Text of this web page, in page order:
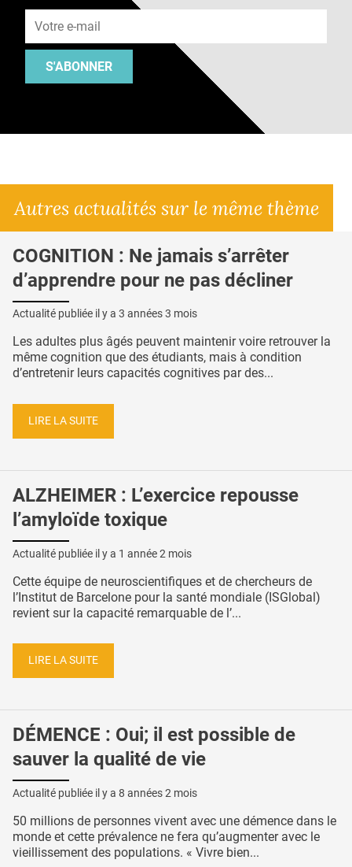
S'ABONNER
Autres actualités sur le même thème
COGNITION : Ne jamais s’arrêter
d’apprendre pour ne pas décliner
Actualité publiée il y a 3 années 3 mois
Les adultes plus âgés peuvent maintenir voire retrouver la
même cognition que des étudiants, mais à condition
d’entretenir leurs capacités cognitives par des...
LIRE LA SUITE
ALZHEIMER : L’exercice repousse
l’amyloïde toxique
Actualité publiée il y a 1 année 2 mois
Cette équipe de neuroscientifiques et de chercheurs de
l’Institut de Barcelone pour la santé mondiale (ISGlobal)
revient sur la capacité remarquable de l’...
LIRE LA SUITE
DÉMENCE : Oui; il est possible de
sauver la qualité de vie
Actualité publiée il y a 8 années 2 mois
50 millions de personnes vivent avec une démence dans le
monde et cette prévalence ne fera qu’augmenter avec le
vieillissement des populations. « Vivre bien...